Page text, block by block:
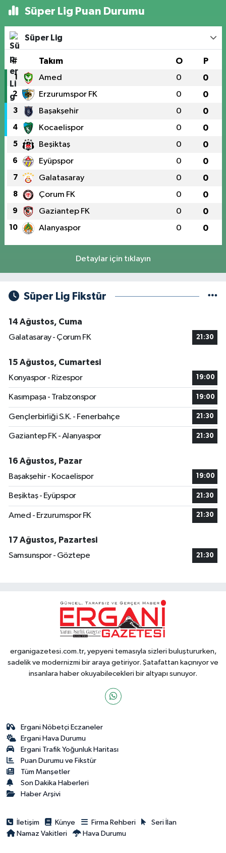
Süper Lig Puan Durumu
Süper Lig
# Takım O P
1 Amed 0 0
2 Erzurumspor FK 0 0
3 Başakşehir 0 0
4 Kocaelispor 0 0
5 Beşiktaş 0 0
6 Eyüpspor 0 0
7 Galatasaray 0 0
8 Çorum FK 0 0
9 Gaziantep FK 0 0
10 Alanyaspor 0 0
Detaylar için tıklayın
Süper Lig Fikstür
14 Ağustos, Cuma
Galatasaray - Çorum FK
21:30
15 Ağustos, Cumartesi
Konyaspor - Rizespor
19:00
Kasımpaşa - Trabzonspor 19:00
Gençlerbirliği S.K. - Fenerbahçe 21:30
Gaziantep FK - Alanyaspor 21:30
16 Ağustos, Pazar
Başakşehir - Kocaelispor
19:00
Beşiktaş - Eyüpspor 21:30
Amed - Erzurumspor FK 21:30
17 Ağustos, Pazartesi
Samsunspor - Göztepe
21:30
erganigazetesi.com.tr, yepyeni temasıyla sizleri buluştururken,
sadelik ve modernizmi bir araya getiriyor. Şatafattan kaçınıyor ve
insanlara haber okuyabilecekleri bir altyapı sunuyor.
Ergani Nöbetçi Eczaneler
Ergani Hava Durumu
Ergani Trafik Yoğunluk Haritası
Puan Durumu ve Fikstür
Tüm Manşetler
Son Dakika Haberleri
Haber Arşivi
İletişim Künye Firma Rehberi
Seri İlan
Namaz Vakitleri
Hava Durumu